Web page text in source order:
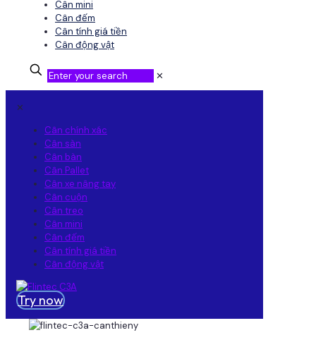
Cân mini
Cân đếm
Cân tính giá tiền
Cân động vật
✕
✕
Cân chính xác
Cân sàn
Cân bàn
Cân Pallet
Cân xe nâng tay
Cân cuộn
Cân treo
Cân mini
Cân đếm
Cân tính giá tiền
Cân động vật
Try now